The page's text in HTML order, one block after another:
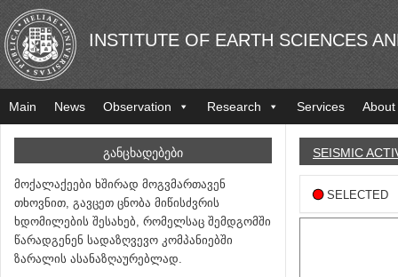
INSTITUTE OF EARTH SCIENCES
Main News Observation Research Services About
ᲒᲐᲜᲪᲮᲐᲓᲔᲑᲔᲑᲘ
მოქალაქეები ხშირად მოგვმართავენ
თხოვნით, გავცეთ ცნობა მიწისძვრის
ხდომილების შესახებ, რომელსაც შემდგომში
წარადგენენ სადაზღვევო კომპანიებში
ზარალის ასანაზღაურებლად.
SEISMIC
SELECTED